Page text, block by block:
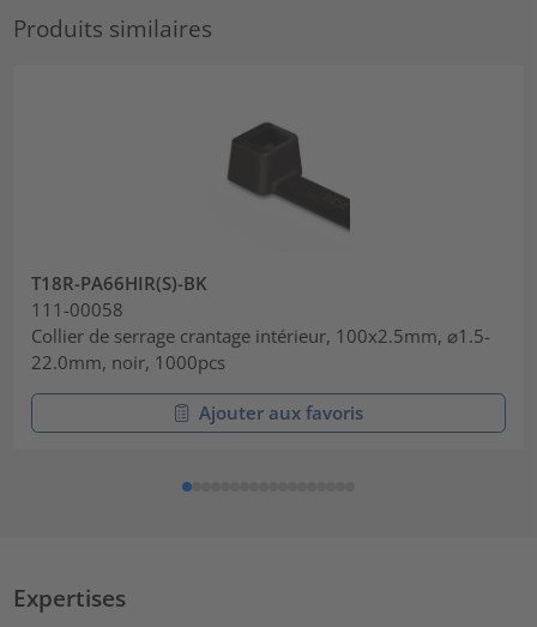
Produits similaires
T18R-PA66HIR(S)-BK
111-00058
Collier de serrage crantage intérieur, 100x2.5mm, ⌀1.5-
22.0mm, noir, 1000pcs
Ajouter aux favoris
Expertises